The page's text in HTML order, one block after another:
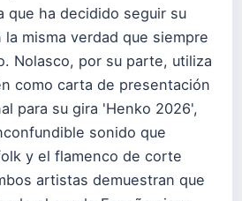
que ha decidido seguir su
misma verdad que siempre
Nolasco, por su parte, utiliza
como carta de presentación
para su gira 'Henko 2026',
sonido que
y el flamenco de corte
artistas demuestran que